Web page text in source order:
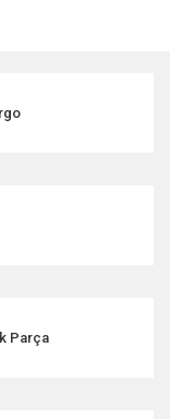
Parça